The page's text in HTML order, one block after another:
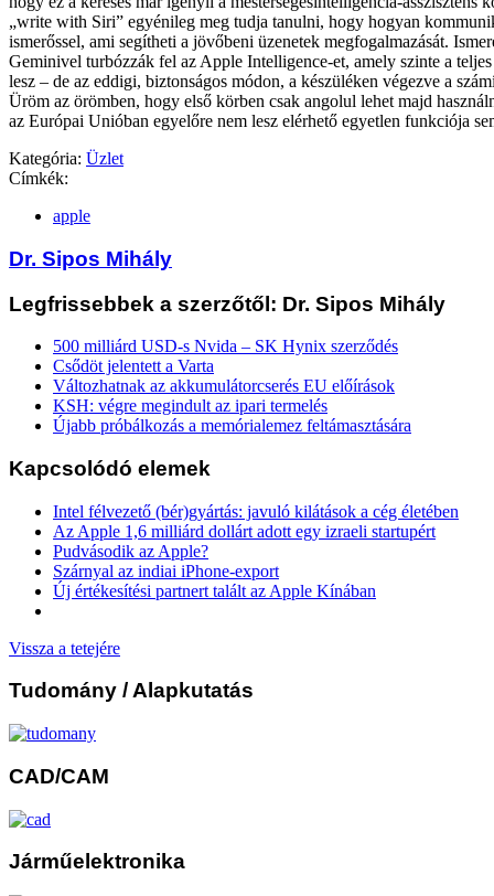
„write with Siri” egyénileg meg tudja tanulni, hogy hogyan
ismerőssel, ami segítheti a jövőbeni üzenetek megfogalmazását.
Geminivel turbózzák fel az Apple Intelligence-et, amely szinte a teljes
lesz – de az eddigi, biztonságos módon, a készüléken végezve a
Üröm az örömben, hogy első körben csak angolul lehet majd
az Európai Unióban egyelőre nem lesz elérhető egyetlen funkciója
Kategória: Üzlet
Címkék:
apple
Dr. Sipos Mihály
Legfrissebbek a szerzőtől: Dr. Sipos Mihály
500 milliárd USD-s Nvida – SK Hynix szerződés
Csődöt jelentett a Varta
Változhatnak az akkumulátorcserés EU előírások
KSH: végre megindult az ipari termelés
Újabb próbálkozás a memórialemez feltámasztására
Kapcsolódó elemek
Intel félvezető (bér)gyártás: javuló kilátások a cég életében
Az Apple 1,6 milliárd dollárt adott egy izraeli startupért
Pudvásodik az Apple?
Szárnyal az indiai iPhone-export
Új értékesítési partnert talált az Apple Kínában
Vissza a tetejére
Tudomány / Alapkutatás
CAD/CAM
Járműelektronika